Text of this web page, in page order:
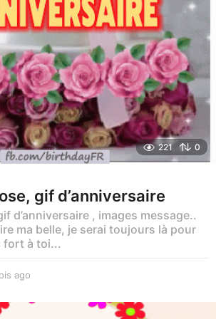
221 0
gif d’anniversaire
d’anniversaire , images message..
ma belle, je serai toujours là pour
fort à toi...
ago
o